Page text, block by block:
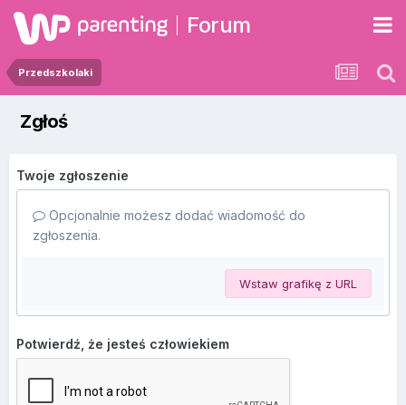
Forum
Przedszkolaki
Zgłoś
Twoje zgłoszenie
Opcjonalnie możesz dodać wiadomość do
zgłoszenia.
Wstaw grafikę z URL
Potwierdź, że jesteś człowiekiem